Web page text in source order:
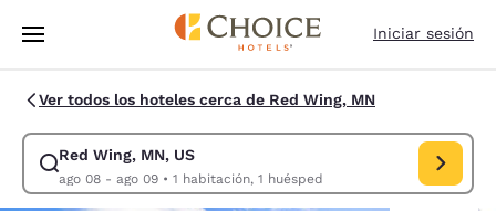
Pasar A Contenido Principal
Iniciar sesión
Ver todos los hoteles cerca de Red Wing, MN
Red Wing, MN, US
ago 08 - ago 09• 1 habitación, 1 huésped
Modificar la búsqueda de Red Wing, MN, US. Fecha de check-in ago